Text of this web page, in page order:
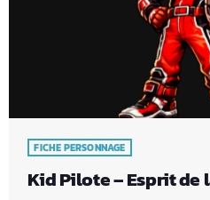
FICHE PERSONNAGE
Kid Pilote – Esprit de